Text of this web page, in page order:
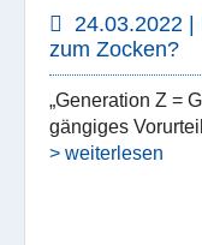
24.03.2022 |
zum Zocken?
„Generation Z =
gängiges
> weiterlesen